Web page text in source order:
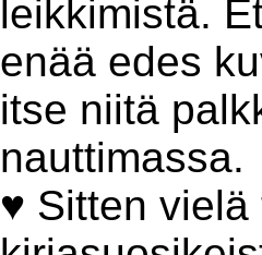
leikkimistä.
enää edes
itse niitä
nauttimassa.
♥ Sitten